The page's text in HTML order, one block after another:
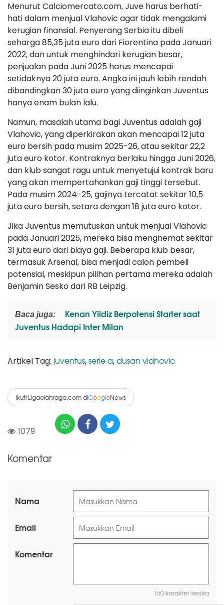
Menurut Calciomercato.com, Juve harus berhati-
hati dalam menjual Vlahovic agar tidak mengalami
kerugian finansial. Penyerang Serbia itu dibeli
seharga 85,35 juta euro dari Fiorentina pada Januari
2022, dan untuk menghindari kerugian besar,
penjualan pada Juni 2025 harus mencapai
setidaknya 20 juta euro. Angka ini jauh lebih rendah
dibandingkan 30 juta euro yang diinginkan Juventus
hanya enam bulan lalu.
Namun, masalah utama bagi Juventus adalah gaji
Vlahovic, yang diperkirakan akan mencapai 12 juta
euro bersih pada musim 2025-26, atau sekitar 22,2
juta euro kotor. Kontraknya berlaku hingga Juni 2026,
dan klub sangat ragu untuk menyetujui kontrak baru
yang akan mempertahankan gaji tinggi tersebut.
Pada musim 2024-25, gajinya tercatat sekitar 10,5
juta euro bersih, setara dengan 18 juta euro kotor.
Jika Juventus memutuskan untuk menjual Vlahovic
pada Januari 2025, mereka bisa menghemat sekitar
31 juta euro dari biaya gaji. Beberapa klub besar,
termasuk Arsenal, bisa menjadi calon pembeli
potensial, meskipun pilihan pertama mereka adalah
Benjamin Sesko dari RB Leipzig.
Baca juga:
Kenan Yildiz Berpotensi Starter saat
Juventus Hadapi Inter Milan
Artikel Tag: juventus,serie a,dusan vlahovic
Ikuti Ligaolahraga.com diGoogleNews
1079
Komentar
Nama
Email
Komentar
160 karakter tersisa